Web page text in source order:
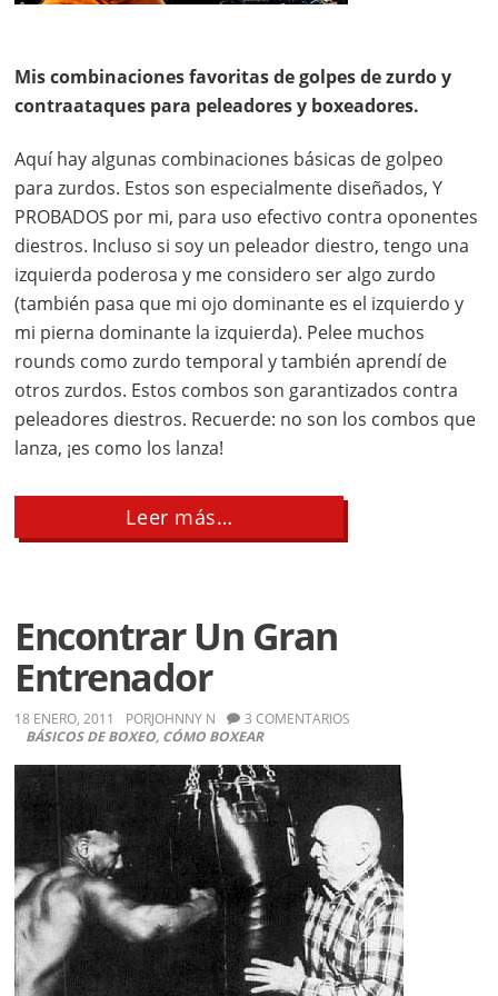
Mis combinaciones favoritas de golpes de zurdo y
contraataques para peleadores y boxeadores.
Aquí hay algunas combinaciones básicas de golpeo
para zurdos. Estos son especialmente diseñados, Y
PROBADOS por mi, para uso efectivo contra oponentes
diestros. Incluso si soy un peleador diestro, tengo una
izquierda poderosa y me considero ser algo zurdo
(también pasa que mi ojo dominante es el izquierdo y
mi pierna dominante la izquierda). Pelee muchos
rounds como zurdo temporal y también aprendí de
otros zurdos. Estos combos son garantizados contra
peleadores diestros. Recuerde: no son los combos que
lanza, ¡es como los lanza!
Leer más…
20
Contraataques
de
Encontrar Un Gran
Entrenador
18 ENERO, 2011 PORJOHNNY N
BÁSICOS DE BOXEO, CÓMO BOXEAR
3 COMENTARIOS